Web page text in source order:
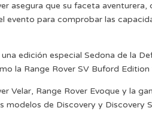
asegura que su faceta
evento para comprobar las
edición especial Sedona de la
la Range Rover SV Buford
Velar, Range Rover Evoque y la
modelos de Discovery y Discovery